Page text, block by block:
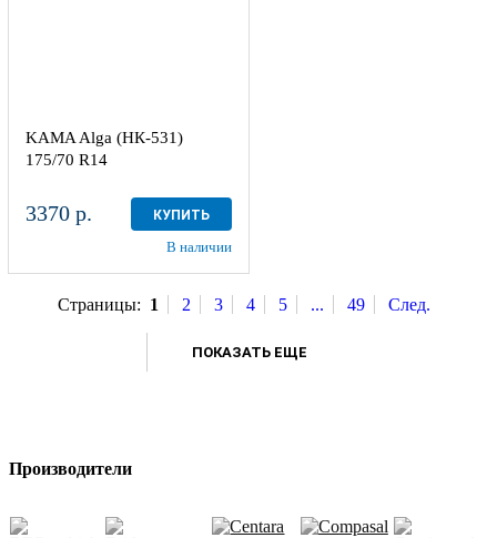
KAMA Alga (НК-531)
175/70 R14
3370 р. КУПИТЬ
В наличии
Страницы: 1 2 3 4 5 ... 49 След.
ПОКАЗАТЬ ЕЩЕ
Производители